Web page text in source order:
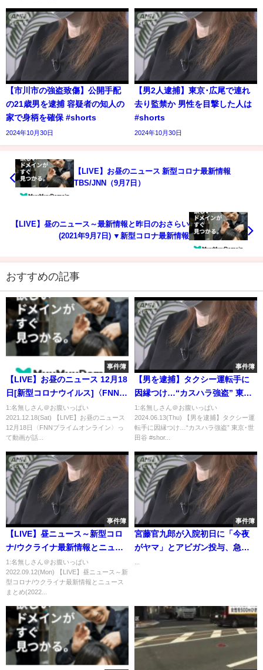
【市川市の強盗致傷】公開手配
の21歳男を逮捕 容疑者の知人の
家で身柄を確保 #shorts
2024年10月30日
【男2人逮捕】東京･広尾で連れ
去り監禁か 男性を目撃した人は
#shorts
2024年10月30日
【LIVE】お昼のニュース 新型コロナ最新情報
TBS/JNN（9月7日）
【LIVE】昼のニュース～最新情報と昨日のおさらい
(2021年9月7日) ▼新型コロナ最新情報
おすすめの記事
事件簿
【LIVE】お昼のニュース 12月18
日[新型コロナウイルス]〈FNNプ
ライムオンライン〉
1:名無しさん＠お腹いっぱい
2021.12.18(Sat) 【LIVE】お昼のニュース
12月18日〈FNNプライムオンライン〉っ
て動画が話...
事件簿
【男を逮捕】タクシー運転手に
因縁つけ…“カスハラ強盗” 東京･
世田谷 #shorts
1:名無しさん＠お腹いっぱい
2024.06.13(Thu) 【男を逮捕】タクシー運
転手に因縁つけ…“カスハラ強盗” 東京･世
田谷 #shor...
事件簿
【LIVE】昼ニュース～新型コロ
ナ/ウクライナ最新情報とニュー
スまとめ(2022年9月12日) ANN/
テレ朝
1:名無しさん＠お腹いっぱい
2022.09.12(Mon) 【LIVE】昼ニュース～新
型コロナ/ウクライナ最新情報とニュース
まとめ(2022...
事件簿
宮藤官九郎が入院初日に「今夜
がヤマ」とアビガン投与、急激